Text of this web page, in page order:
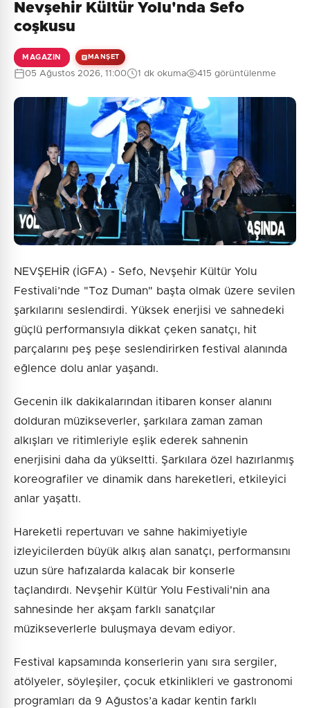
Nevşehir Kültür Yolu'nda Sefo
coşkusu
MAGAZIN MANŞET
05 Ağustos 2026, 11:00 1 dk okuma 415 görüntülenme
NEVŞEHİR (İGFA) - Sefo, Nevşehir Kültür Yolu
Festivali’nde "Toz Duman" başta olmak üzere sevilen
şarkılarını seslendirdi. Yüksek enerjisi ve sahnedeki
güçlü performansıyla dikkat çeken sanatçı, hit
parçalarını peş peşe seslendirirken festival alanında
eğlence dolu anlar yaşandı.
Gecenin ilk dakikalarından itibaren konser alanını
dolduran müzikseverler, şarkılara zaman zaman
alkışları ve ritimleriyle eşlik ederek sahnenin
enerjisini daha da yükseltti. Şarkılara özel hazırlanmış
koreografiler ve dinamik dans hareketleri, etkileyici
anlar yaşattı.
Hareketli repertuvarı ve sahne hakimiyetiyle
izleyicilerden büyük alkış alan sanatçı, performansını
uzun süre hafızalarda kalacak bir konserle
taçlandırdı. Nevşehir Kültür Yolu Festivali'nin ana
sahnesinde her akşam farklı sanatçılar
müzikseverlerle buluşmaya devam ediyor.
Festival kapsamında konserlerin yanı sıra sergiler,
atölyeler, söyleşiler, çocuk etkinlikleri ve gastronomi
programları da 9 Ağustos’a kadar kentin farklı